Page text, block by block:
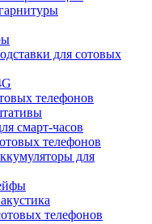
для сотовых
телефонов
смарт-часов
телефонов
для
телефонов